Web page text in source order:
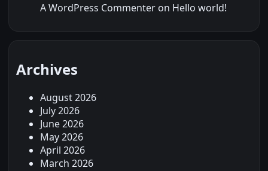
A WordPress Commenter on Hello world!
Archives
August 2026
July 2026
June 2026
May 2026
April 2026
March 2026